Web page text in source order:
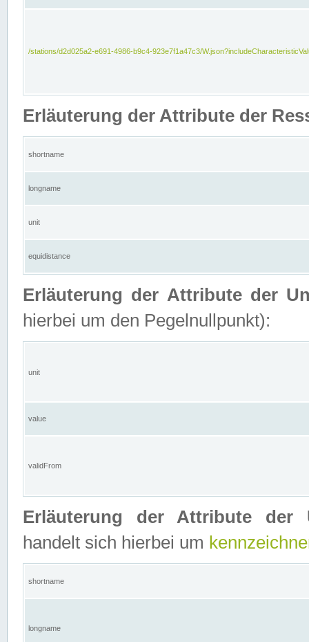
/stations/d2d025a2-e691-4986-b9c4-923e7f1a47c3/
Erläuterung der Attribute der
shortname
longname
unit
equidistance
Erläuterung der Attribute der
hierbei um den Pegelnullpunkt):
unit
value
validFrom
Erläuterung der Attribute der
handelt sich hierbei um
shortname
longname